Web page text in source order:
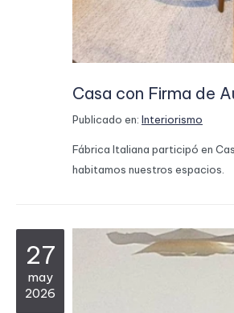
Casa con Firma de
Publicado en: Interiorismo
Fábrica Italiana participó en
habitamos nuestros espacios.
27
may
2026